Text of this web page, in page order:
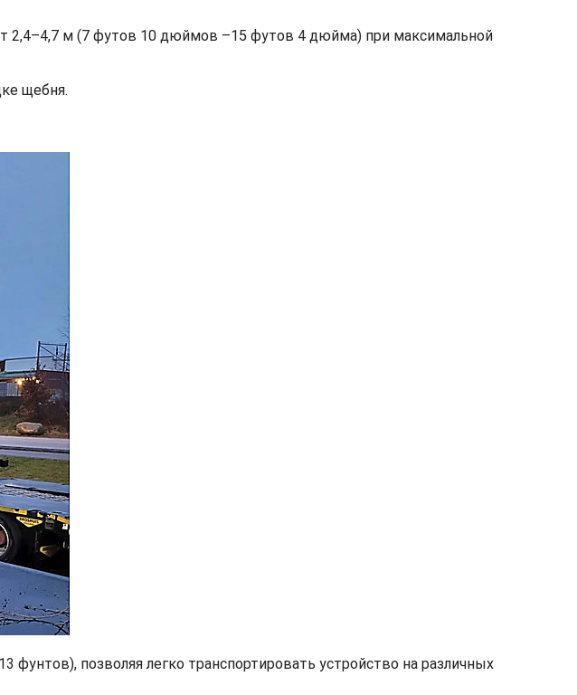
2,4–4,7 м (7 футов 10 дюймов –15 футов 4 дюйма) при максимальной
щебня.
позволяя легко транспортировать устройство на различных